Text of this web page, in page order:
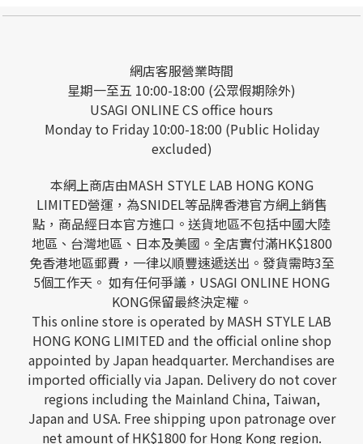
網店客服營業時間
星期一至五 10:00-18:00 (公眾假期除外)
USAGI ONLINE CS office hours
Monday to Friday 10:00-18:00 (Public Holiday
excluded)
本網上商店由MASH STYLE LAB HONG KONG
LIMITED營運，為SNIDEL等品牌香港官方網上銷售
點，商品經日本官方進口。送貨地區不包括中國大陸
地區、台灣地區、日本及美國。全店實付滿HK$1800
免香港地區郵費，一律以順豐速遞送出。發貨需時3至
5個工作天。 如有任何爭議，USAGI ONLINE HONG
KONG保留最終決定權。
This online store is operated by MASH STYLE LAB
HONG KONG LIMITED and the official online shop
appointed by Japan headquarter. Merchandises are
imported officially via Japan. Delivery do not cover
regions including the Mainland China, Taiwan,
Japan and USA. Free shipping upon patronage over
net amount of HK$1800 for Hong Kong region.